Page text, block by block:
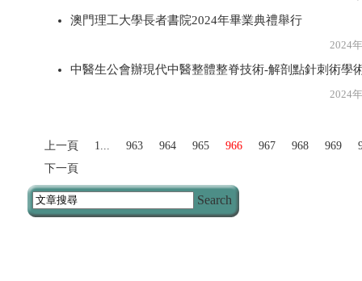
澳門理工大學長者書院2024年畢業典禮舉行
2024年6月14
中醫生公會辦現代中醫整體整脊技術-解剖點針刺術學
2024年6月14
上一頁 1... 963 964 965 966 967 968 969
下一頁
Search